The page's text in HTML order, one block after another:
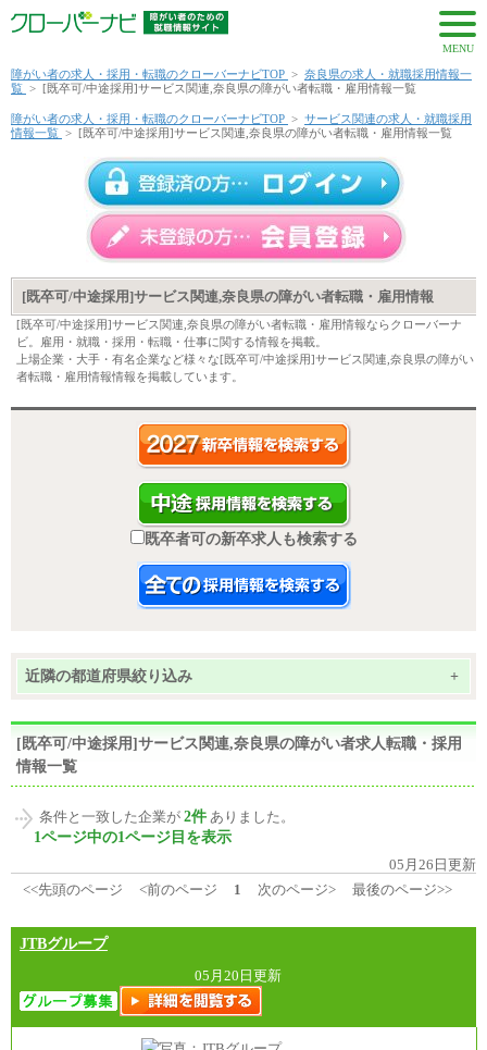
MENU
障がい者の求人・採用・転職のクローバーナビTOP > 奈良県の求人・就職採用情報一
覧 > [既卒可/中途採用]サービス関連,奈良県の障がい者転職・雇用情報一覧
障がい者の求人・採用・転職のクローバーナビTOP > サービス関連の求人・就職採用
情報一覧 > [既卒可/中途採用]サービス関連,奈良県の障がい者転職・雇用情報一覧
[既卒可/中途採用]サービス関連,奈良県の障がい者転職・雇用情報
[既卒可/中途採用]サービス関連,奈良県の障がい者転職・雇用情報ならクローバーナ
ビ。雇用・就職・採用・転職・仕事に関する情報を掲載。
上場企業・大手・有名企業など様々な[既卒可/中途採用]サービス関連,奈良県の障がい
者転職・雇用情報情報を掲載しています。
既卒者可の新卒求人も検索する
近隣の都道府県絞り込み +
[既卒可/中途採用]サービス関連,奈良県の障がい者求人転職・採用
情報一覧
条件と一致した企業が 2件 ありました。
1ページ中の1ページ目を表示
05月26日更新
<<先頭のページ
<前のページ 1 次のページ> 最後のページ>>
JTBグループ
05月20日更新